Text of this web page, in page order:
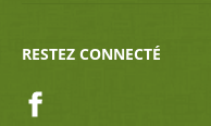
RESTEZ CONNECTÉ